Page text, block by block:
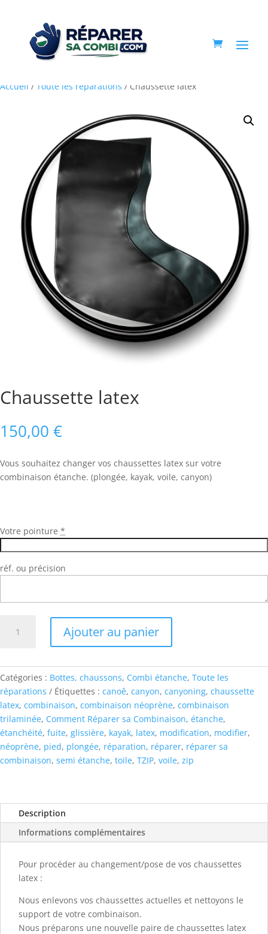
Accueil / Toute les réparations / Chaussette latex
Chaussette latex
150,00 €
Vous souhaitez changer vos chaussettes latex sur votre
combinaison étanche. (plongée, kayak, voile, canyon)
Votre pointure *
réf. ou précision
Ajouter au panier
Catégories : Bottes, chaussons, Combi étanche, Toute les
réparations
Étiquettes : canoê, canyon, canyoning, chaussette
latex, combinaison, combinaison néoprène, combinaison
trilaminée, Comment Réparer sa Combinaison, étanche,
étanchéité, fuite, glissière, kayak, latex, modification, modifier,
néoprène, pied, plongée, réparation, réparer, réparer sa
combinaison, semi étanche, toile, TZIP, voile, zip
Description
Informations complémentaires
Pour procéder au changement/pose de vos chaussettes
latex :
Nous enlevons vos chaussettes actuelles et nettoyons le
support de votre combinaison.
Nous préparons une nouvelle paire de chaussettes latex